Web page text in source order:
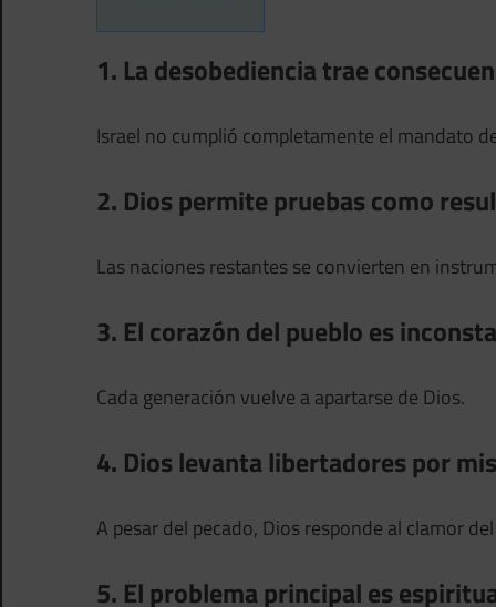
1. La desobediencia trae
Israel no cumplió completamente el mandato
2. Dios permite pruebas como
Las naciones restantes se convierten en
3. El corazón del pueblo es
Cada generación vuelve a apartarse de Dios.
4. Dios levanta libertadores por
A pesar del pecado, Dios responde al clamor
5. El problema principal es